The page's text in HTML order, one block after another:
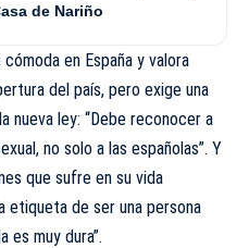
de Nariño
en España y valora
del país, pero exige una
nueva ley: “Debe reconocer a
no solo a las españolas”. Y
que sufre en su vida
etiqueta de ser una persona
es muy dura”.